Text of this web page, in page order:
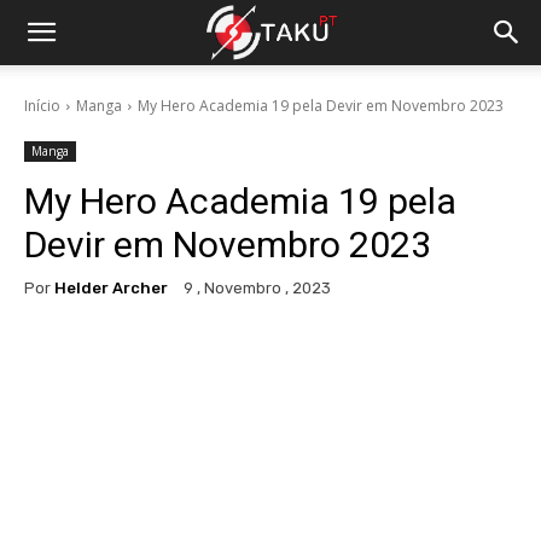
Início Manga My Hero Academia 19 pela Devir em Novembro 2023
Manga
My Hero Academia 19 pela
Devir em Novembro 2023
Por Helder Archer 9 , Novembro , 2023